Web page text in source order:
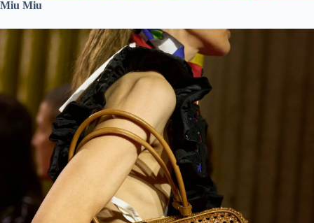
Miu Miu